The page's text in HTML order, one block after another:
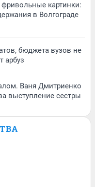
картинки:
в Волгограде
бюджета вузов не
арбуз
Ваня Дмитриенко
выступление сестры